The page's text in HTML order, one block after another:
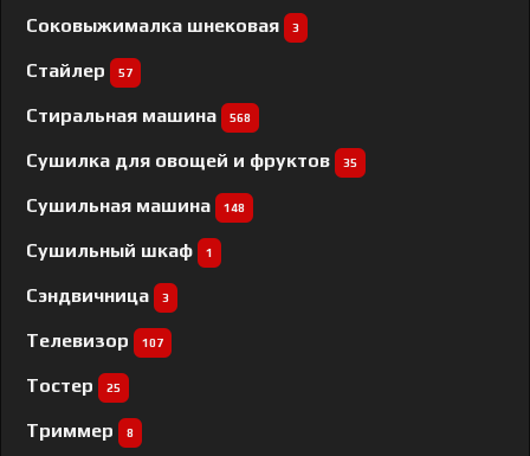
Соковыжималка шнековая 3
Стайлер 57
Стиральная машина 568
Сушилка для овощей и фруктов 35
Сушильная машина 148
Сушильный шкаф 1
Сэндвичница 3
Телевизор 107
Тостер 25
Триммер 8